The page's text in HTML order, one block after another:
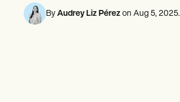
Praktisi Solo
Praktisi BaruBy Audrey Liz Pérez on Aug 5, 2025.